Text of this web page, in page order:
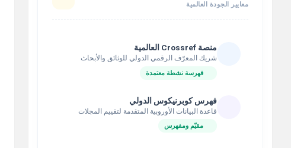
معايير الجودة العالمية
منصة Crossref العالمية
شريك المعرّف الرقمي الدولي للوثائق والأبحاث
فهرسة نشطة معتمدة
فهرس كوبرنيكوس الدولي
قاعدة البيانات الأوروبية المتقدمة لتقييم المجلات
مقيّم ومفهرس